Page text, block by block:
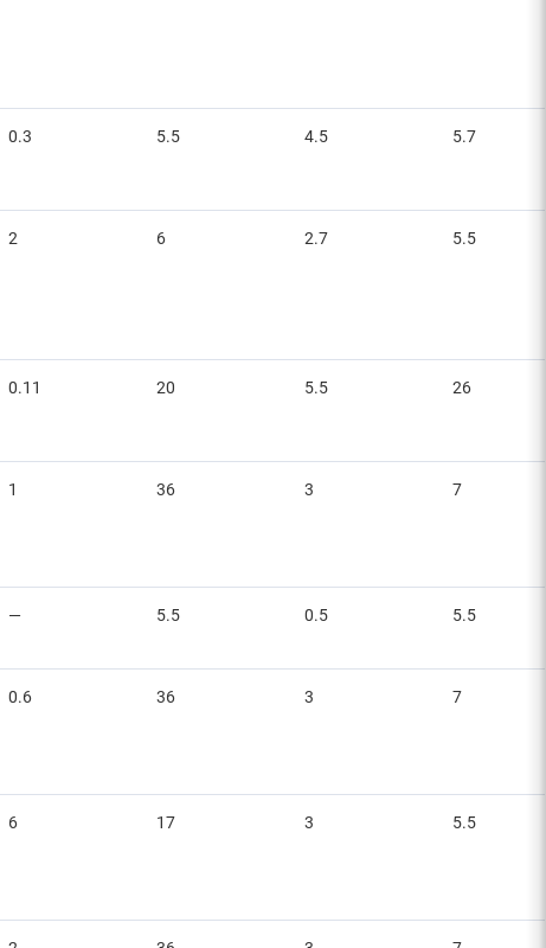
0.3 5.5 4.5 5.7
2 6 2.7 5.5
0.11 20 5.5 26
1 36 3 7
— 5.5 0.5 5.5
0.6 36 3 7
6 17 3 5.5